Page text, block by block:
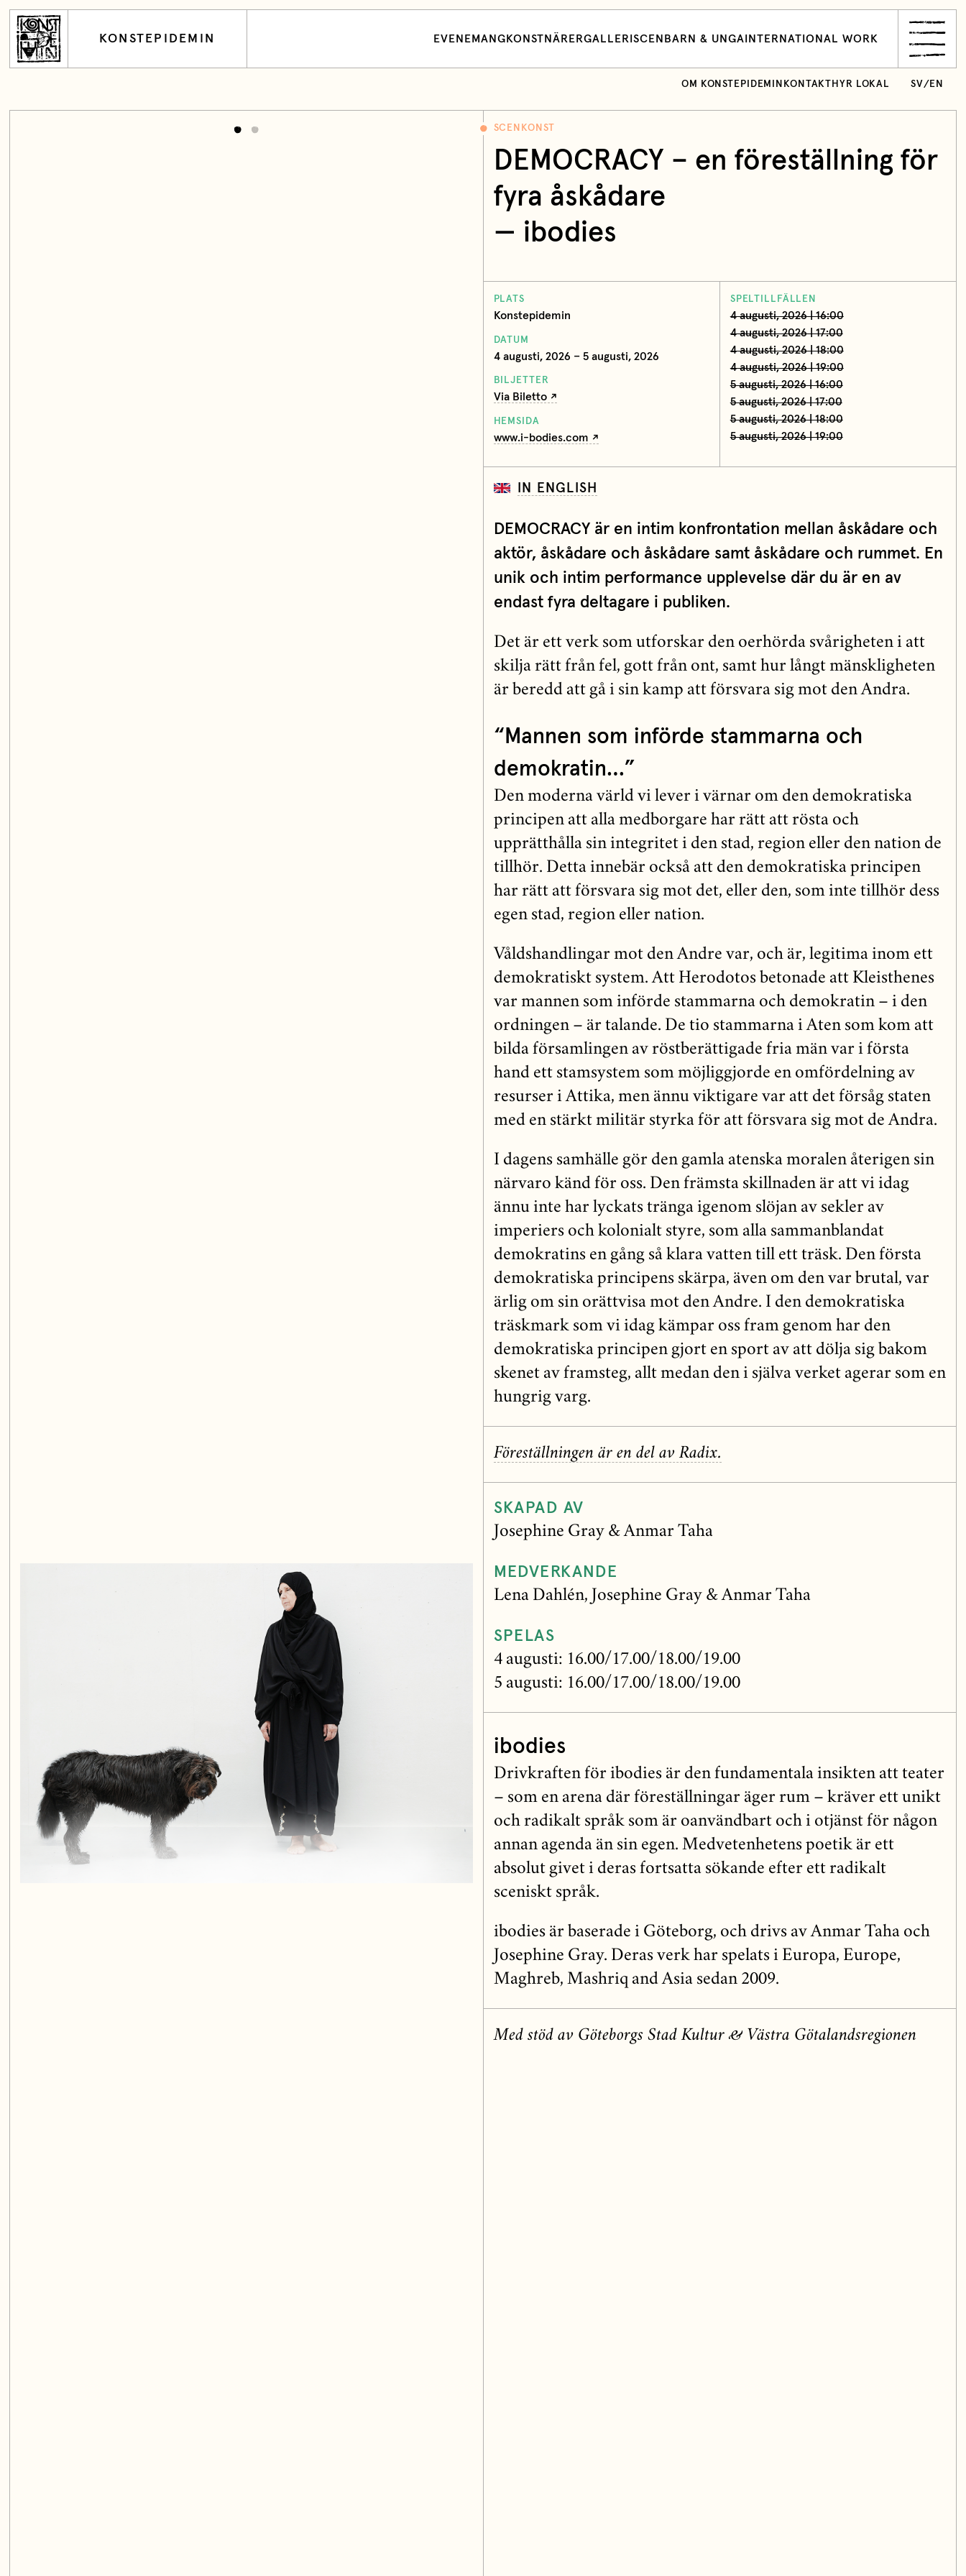
KONSTEPIDEMIN EVENEMANG KONSTNÄRERGALLERI SCEN BARN & UNGA INTERNATIONAL WORK
OM KONSTEPIDEMIN KONTAKT HYR LOKAL SV/ EN
SCENKONST
DEMOCRACY – en föreställning för
fyra åskådare
— ibodies
PLATS
Konstepidemin
DATUM
4 augusti, 2026 – 5 augusti, 2026
BILJETTER
Via Biletto
HEMSIDA
www.i-bodies.com
SPELTILLFÄLLEN
4 augusti, 2026 | 16:00
4 augusti, 2026 | 17:00
4 augusti, 2026 | 18:00
4 augusti, 2026 | 19:00
5 augusti, 2026 | 16:00
5 augusti, 2026 | 17:00
5 augusti, 2026 | 18:00
5 augusti, 2026 | 19:00
IN ENGLISH
DEMOCRACY är en intim konfrontation mellan åskådare och
aktör, åskådare och åskådare samt åskådare och rummet. En
unik och intim performance upplevelse där du är en av
endast fyra deltagare i publiken.
Det är ett verk som utforskar den oerhörda svårigheten i att
skilja rätt från fel, gott från ont, samt hur långt mänskligheten
är beredd att gå i sin kamp att försvara sig mot den Andra.
“Mannen som införde stammarna och
demokratin…”
Den moderna värld vi lever i värnar om den demokratiska
principen att alla medborgare har rätt att rösta och
upprätthålla sin integritet i den stad, region eller den nation de
tillhör. Detta innebär också att den demokratiska principen
har rätt att försvara sig mot det, eller den, som inte tillhör dess
egen stad, region eller nation.
Våldshandlingar mot den Andre var, och är, legitima inom ett
demokratiskt system. Att Herodotos betonade att Kleisthenes
var mannen som införde stammarna och demokratin – i den
ordningen – är talande. De tio stammarna i Aten som kom att
bilda församlingen av röstberättigade fria män var i första
hand ett stamsystem som möjliggjorde en omfördelning av
resurser i Attika, men ännu viktigare var att det försåg staten
med en stärkt militär styrka för att försvara sig mot de Andra.
I dagens samhälle gör den gamla atenska moralen återigen sin
närvaro känd för oss. Den främsta skillnaden är att vi idag
ännu inte har lyckats tränga igenom slöjan av sekler av
imperiers och kolonialt styre, som alla sammanblandat
demokratins en gång så klara vatten till ett träsk. Den första
demokratiska principens skärpa, även om den var brutal, var
ärlig om sin orättvisa mot den Andre. I den demokratiska
träskmark som vi idag kämpar oss fram genom har den
demokratiska principen gjort en sport av att dölja sig bakom
skenet av framsteg, allt medan den i själva verket agerar som en
hungrig varg.
Föreställningen är en del av Radix.
SKAPAD AV
Josephine Gray & Anmar Taha
MEDVERKANDE
Lena Dahlén, Josephine Gray & Anmar Taha
SPELAS
4 augusti: 16.00/17.00/18.00/19.00
5 augusti: 16.00/17.00/18.00/19.00
ibodies
Drivkraften för ibodies är den fundamentala insikten att teater
– som en arena där föreställningar äger rum – kräver ett unikt
och radikalt språk som är oanvändbart och i otjänst för någon
annan agenda än sin egen. Medvetenhetens poetik är ett
absolut givet i deras fortsatta sökande efter ett radikalt
sceniskt språk.
ibodies är baserade i Göteborg, och drivs av Anmar Taha och
Josephine Gray. Deras verk har spelats i Europa, Europe,
Maghreb, Mashriq and Asia sedan 2009.
Med stöd av Göteborgs Stad Kultur & Västra Götalandsregionen